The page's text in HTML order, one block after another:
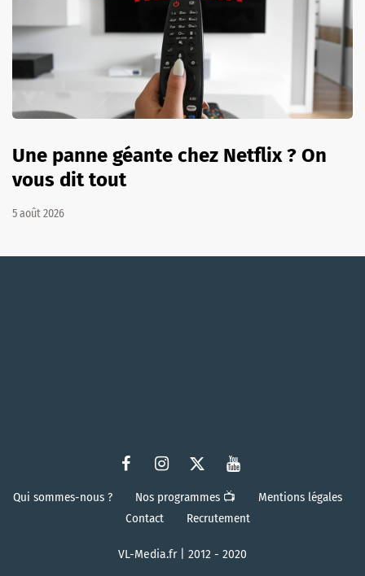
Une panne géante chez Netflix ? On
vous dit tout
5 août 2026
Qui sommes-nous ? Nos programmes 📺
Mentions légales
Contact
Recrutement
VL-Media.fr | 2012 - 2020